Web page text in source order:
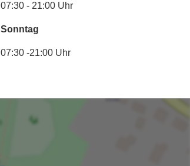
07:30 - 21:00 Uhr
Sonntag
07:30 -21:00 Uhr